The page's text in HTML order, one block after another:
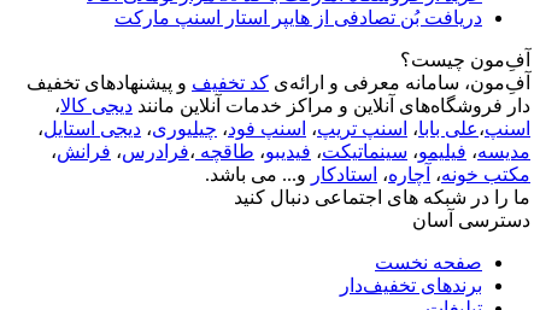
دریافت بُن تصادفی از هایپر استار اسنپ مارکت
آفِ‌مون چیست؟
آفِ‌مون، سامانه معرفی و ارائه‌ی کد تخفیف و پیشنهادهای تخفیف
دار فروشگاه‌های آنلاین و مراکز خدمات آنلاین مانند دیجی کالا،
اسنپ،علی بابا، اسنپ تریپ، اسنپ فود، چیلیوری، دیجی استایل،
مدیسه، فیلیمو، سینماتیکت، فیدیبو، طاقچه ،فرادرس، فرانش،
مکتب خونه، آچاره، استادکار و... می باشد.
ما را در شبکه های اجتماعی دنبال کنید
دسترسی آسان
صفحه نخست
برندهای تخفیف‌دار